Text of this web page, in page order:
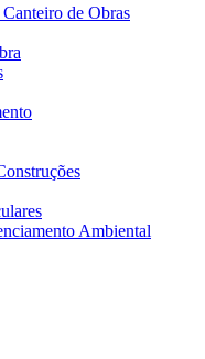
de Obras
Ambiental